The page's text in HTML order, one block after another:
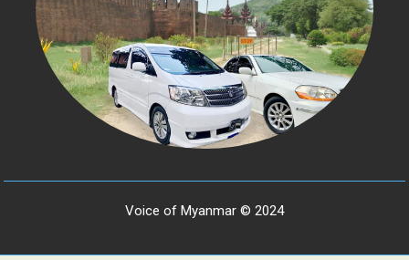
Voice of Myanmar © 2024